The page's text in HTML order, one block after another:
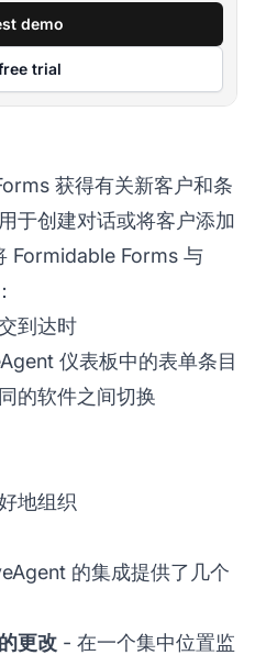
demo
trial
获得有关新客户和条
于创建对话或将客户添加
Formidable Forms 与
到达时
仪表板中的表单条目
的软件之间切换
地组织
的集成提供了几个
更改 - 在一个集中位置监